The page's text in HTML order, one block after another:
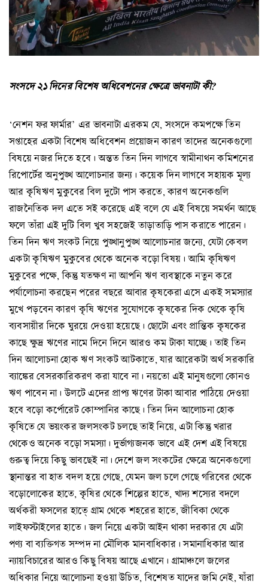
সংসদে ২১ দিনের বিশেষ অধিবেশনের ক্ষেত্রে ভাবনাটা কী?
‘নেশন ফর ফার্মার’ এর ভাবনাটা এরকম যে, সংসদে কমপক্ষে তিন
সপ্তাহের একটা বিশেষ অধিবেশন প্রয়োজন কারণ তাদের অনেকগুলো
বিষয়ে নজর দিতে হবে। অন্তত তিন দিন লাগবে স্বামীনাথন কমিশনের
রিপোর্টের অনুপুঙ্খ আলোচনার জন্য। কয়েক দিন লাগবে সহায়ক মূল্য
আর কৃষিঋণ মুকুবের বিল দুটো পাস করতে, কারণ অনেকগুলি
রাজনৈতিক দল এতে সই করেছে এই বলে যে এই বিষয়ে সমর্থন আছে
ফলে তাঁরা এই দুটি বিল খুব সহজেই তাড়াতাড়ি পাস করাতে পারেন।
তিন দিন ঋণ সংকট নিয়ে পুঙ্খানুপুঙ্খ আলোচনার জন্যে, যেটা কেবল
একটা কৃষিঋণ মুকুবের থেকে অনেক বড়ো বিষয়। আমি কৃষিঋণ
মুকুবের পক্ষে, কিন্তু যতক্ষণ না আপনি ঋণ ব্যবস্থাকে নতুন করে
পর্যালোচনা করছেন পরের বছরে আবার কৃষকেরা এসে একই সমস্যার
মুখে পড়বেন কারণ কৃষি ঋণের সুযোগকে কৃষকের দিক থেকে কৃষি
ব্যবসায়ীর দিকে ঘুরয়ে দেওয়া হয়েছে। ছোটো এবং প্রান্তিক কৃষকের
কাছে ক্ষুদ্র ঋণের নামে দিনে দিনে আরও কম টাকা যাচ্ছে। তাই তিন
দিন আলোচনা হোক ঋণ সংকট আটকাতে, যার আরেকটা অর্থ সরকারি
ব্যাঙ্কের বেসরকারিকরণ করা যাবে না। নয়তো এই মানুষগুলো কোনও
ঋণ পাবেন না। উলটে এদের প্রাপ্য ঋণের টাকা আবার পাঠিয়ে দেওয়া
হবে বড়ো কর্পোরেট কোম্পানির কাছে। তিন দিন আলোচনা হোক
কৃষিতে যে ভয়ংকর জলসংকট চলছে তাই নিয়ে, এটা কিন্তু খরার
থেকেও অনেক বড়ো সমস্যা। দুর্ভাগ্যজনক ভাবে এই দেশ এই বিষয়ে
গুরুত্ব দিয়ে কিছু ভাবছেই না। দেশে জল সংকটের ক্ষেত্রে অনেকগুলো
স্থানান্তর বা হাত বদল হয়ে গেছে, যেমন জল চলে গেছে গরিবের থেকে
বড়োলোকের হাতে, কৃষির থেকে শিল্পের হাতে, খাদ্য শস্যের বদলে
অর্থকরী ফসলের হাতে্‌ গ্রাম থেকে শহরের হাতে, জীবিকা থেকে
লাইফস্টাইলের হাতে। জল নিয়ে একটা আইন থাকা দরকার যে এটা
পণ্য বা ব্যক্তিগত সম্পদ না মৌলিক মানবাধিকার। সমানাধিকার আর
ন্যায়বিচারের আরও কিছু বিষয় আছে এখানে। গ্রামাঞ্চলে জলের
অধিকার নিয়ে আলোচনা হওয়া উচিত, বিশেষত যাদের জমি নেই, যাঁরা